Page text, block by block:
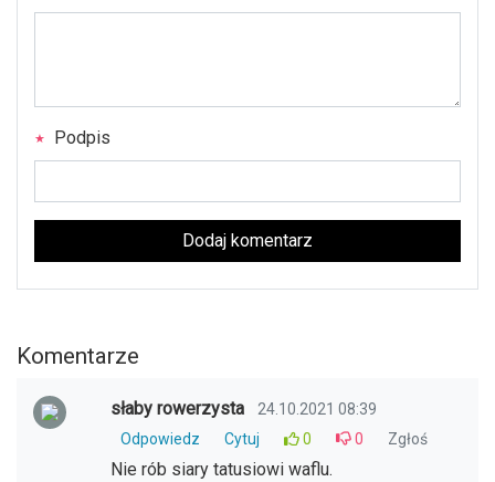
Podpis
Dodaj komentarz
Komentarze
słaby rowerzysta
24.10.2021 08:39
Odpowiedz
Cytuj 0 0 Zgłoś
Nie rób siary tatusiowi waflu.